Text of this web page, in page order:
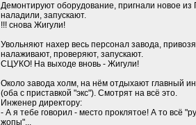
Демонтируют оборудование, пригнали новое из
наладили, запускают.
!!! снова Жигули!
Увольняют нахер весь персонал завода,
налаживают, проверяют, запускают.
СЦУКО! На выходе вновь - Жигули!
Около завода холм, на нём отдыхают главный
(оба с приставкой "экс"). Смотрят на всё это.
Инженер директору:
- А я тебе говорил - место проклятое! А то всё
жопы"...